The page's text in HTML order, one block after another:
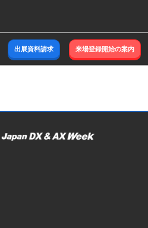
出展資料請求 来場登録開始の案内